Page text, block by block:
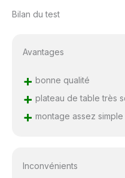
Bilan du test
Avantages
+ bonne qualité
+ plateau de table très
+ montage assez simple
Inconvénients